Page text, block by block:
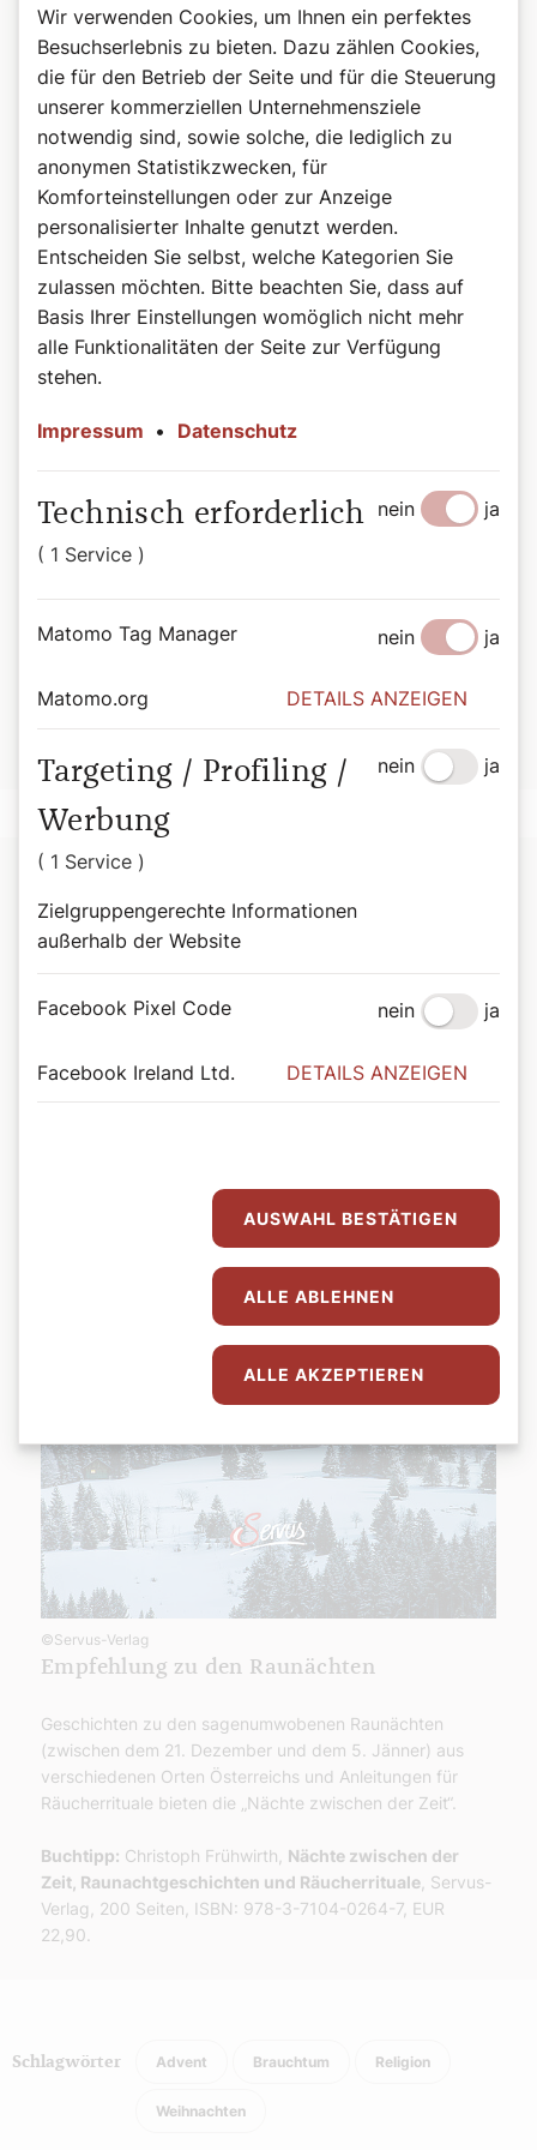
©Servus-Verlag
Christoph Frühwirth in seinem Buch „Magisches Räuchern
und gestohlene Maibäume“ vor. Der Schwerpunkt des
Buches liegt auf dem traditionsreichen Bauernjahr und
gestohlene Maibäume. Alpenländische Bräuche und
©Servus-Verlag
Empfehlung zu den Raunächten
Geschichten zu den sagenumwobenen Raunächten
(zwischen dem 21. Dezember und dem 5. Jänner) aus
verschiedenen Orten Österreichs und Anleitungen für
Räucherrituale bieten die „Nächte zwischen der Zeit“.
Buchtipp: Christoph Frühwirth, Nächte zwischen der
Zeit, Raunachtgeschichten und Räucherrituale , Servus-
Verlag, 200 Seiten, ISBN: 978-3-7104-0264-7, EUR
22,90.
Schlagwörter Advent Brauchtum Religion
Weihnachten
Wir verwenden Cookies, um Ihnen ein perfektes
Besuchserlebnis zu bieten. Dazu zählen Cookies,
die für den Betrieb der Seite und für die Steuerung
unserer kommerziellen Unternehmensziele
notwendig sind, sowie solche, die lediglich zu
anonymen Statistikzwecken, für
Komforteinstellungen oder zur Anzeige
personalisierter Inhalte genutzt werden.
Entscheiden Sie selbst, welche Kategorien Sie
zulassen möchten. Bitte beachten Sie, dass auf
Basis Ihrer Einstellungen womöglich nicht mehr
alle Funktionalitäten der Seite zur Verfügung
stehen.
Impressum • Datenschutz
Technisch erforderlich
( 1 Service )
nein ja
Matomo Tag Manager nein ja
Matomo.org DETAILS ANZEIGEN
Targeting / Profiling /
Werbung
( 1 Service )
Zielgruppengerechte Informationen
außerhalb der Website
nein ja
Facebook Pixel Code nein ja
Facebook Ireland Ltd. DETAILS ANZEIGEN
AUSWAHL BESTÄTIGEN
ALLE ABLEHNEN
ALLE AKZEPTIEREN